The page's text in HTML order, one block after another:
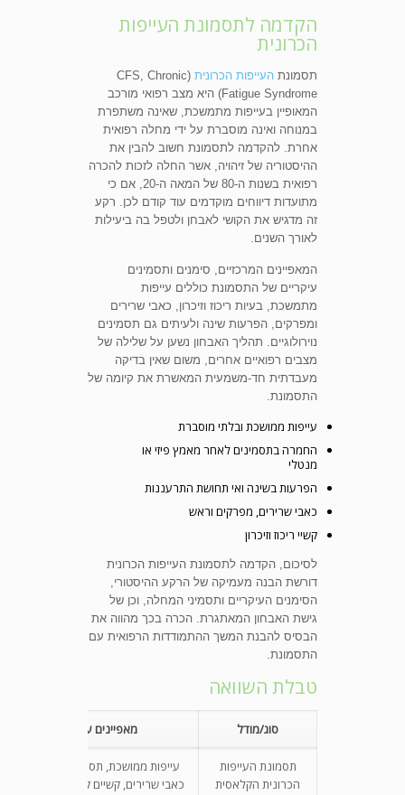
הקדמה לתסמונת העייפות
הכרונית
תסמונת העייפות הכרונית (CFS, Chronic
Fatigue Syndrome) היא מצב רפואי מורכב
המאופיין בעייפות מתמשכת, שאינה משתפרת
במנוחה ואינה מוסברת על ידי מחלה רפואית
אחרת. להקדמה לתסמונת חשוב להבין את
ההיסטוריה של זיהויה, אשר החלה לזכות להכרה
רפואית בשנות ה-80 של המאה ה-20, אם כי
מתועדות דיווחים מוקדמים עוד קודם לכן. רקע
זה מדגיש את הקושי לאבחן ולטפל בה ביעילות
לאורך השנים.
המאפיינים המרכזיים, סימנים ותסמינים
עיקריים של התסמונת כוללים עייפות
מתמשכת, בעיות ריכוז וזיכרון, כאבי שרירים
ומפרקים, הפרעות שינה ולעיתים גם תסמינים
נוירולוגיים. תהליך האבחון נשען על שלילה של
מצבים רפואיים אחרים, משום שאין בדיקה
מעבדתית חד-משמעית המאשרת את קיומה של
התסמונת.
עייפות ממושכת ובלתי מוסברת
החמרה בתסמינים לאחר מאמץ פיזי או
מנטלי
הפרעות בשינה ואי תחושת התרעננות
כאבי שרירים, מפרקים וראש
קשיי ריכוז וזיכרון
לסיכום, הקדמה לתסמונת העייפות הכרונית
דורשת הבנה מעמיקה של הרקע ההיסטורי,
הסימנים העיקריים ותסמיני המחלה, וכן של
גישת האבחון המאתגרת. הכרה בכך מהווה את
הבסיס להבנת המשך ההתמודדות הרפואית עם
התסמונת.
טבלת השוואה
סוג/מודל מאפיינים עיקריים
תסמונת העייפות
הכרונית הקלאסית
עייפות ממושכת, תסמינים נלווים כמו
כאבי שרירים, קשיים קוגניטיביים וחוסר